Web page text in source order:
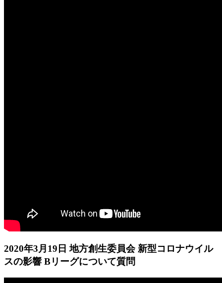
2020年3月19日 地方創生委員会 新型コロナウイル
スの影響 Bリーグについて質問